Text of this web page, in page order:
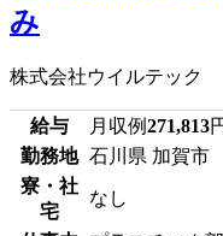
み
株式会社ウイルテック
給与 月収例271,813
勤務地 石川県 加賀市
寮・社
宅
なし